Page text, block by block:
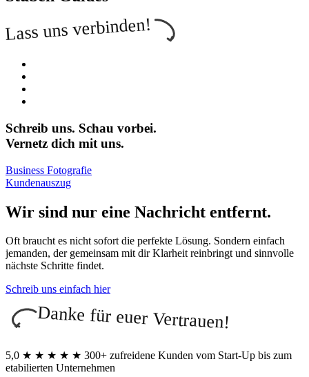
Lass uns verbinden!
Schreib uns. Schau vorbei.
Vernetz dich mit uns.
Business Fotografie
Kundenauszug
Wir sind nur eine Nachricht entfernt.
Oft braucht es nicht sofort die perfekte Lösung. Sondern einfach
jemanden, der gemeinsam mit dir Klarheit reinbringt und sinnvolle
nächste Schritte findet.
Schreib uns einfach hier
Danke für euer Vertrauen!
5,0 ★ ★ ★ ★ ★ 300+ zufreidene Kunden vom Start-Up bis zum
etabilierten Unternehmen